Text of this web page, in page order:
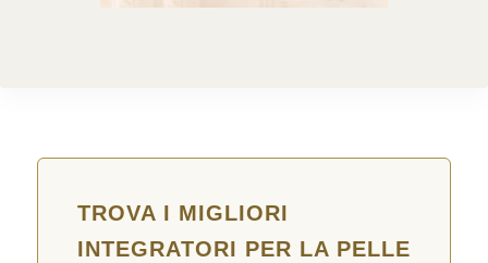
TROVA I MIGLIORI
INTEGRATORI PER LA PELLE